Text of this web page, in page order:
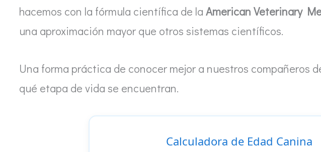
hacemos con la fórmula científica de la American Veterinary
una aproximación mayor que otros sistemas científicos.
Una forma práctica de conocer mejor a nuestros compañeros
qué etapa de vida se encuentran.
Calculadora de Edad Canina